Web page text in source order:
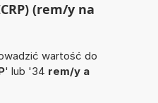
(rem/y na
wartość do
' lub '34 rem/y a